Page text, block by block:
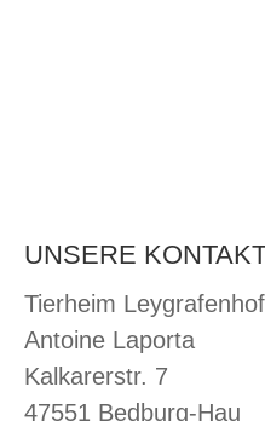
UNSERE
Tierheim
Antoine Laporta
Kalkarerstr. 7
47551 Bedburg-Hau